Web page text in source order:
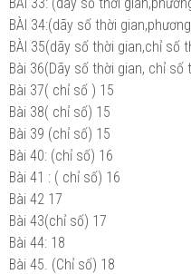
BÀI 34:(dãy số thời
BÀI 35(dãy số thời gian,chỉ số
Bài 36(Dãy số thời gian, chỉ số
Bài 37( chỉ số ) 15
Bài 38( chỉ số) 15
Bài 39 (chỉ số) 15
Bài 40: (chỉ số) 16
Bài 41 : ( chỉ số) 16
Bài 42 17
Bài 43(chỉ số) 17
Bài 44: 18
Bài 45. (Chỉ số) 18